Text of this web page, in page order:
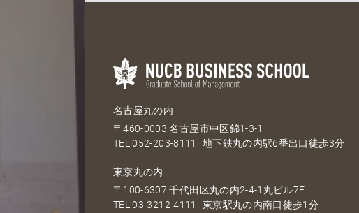
名古屋丸の内
〒460-0003 名古屋市中区錦1-3-1
TEL052-203-8111 地下鉄丸の内駅6番出口徒歩3分
東京丸の内
〒100-6307 千代田区丸の内2-4-1丸ビル7F
TEL03-3212-4111 東京駅丸の内南口徒歩1分